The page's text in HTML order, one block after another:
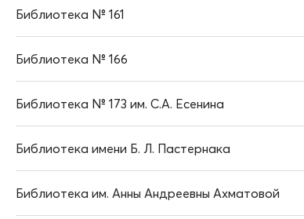
Библиотека № 161
Библиотека № 166
Библиотека № 173 им. С.А. Есенина
Библиотека имени Б. Л. Пастернака
Библиотека им. Анны Андреевны Ахматовой